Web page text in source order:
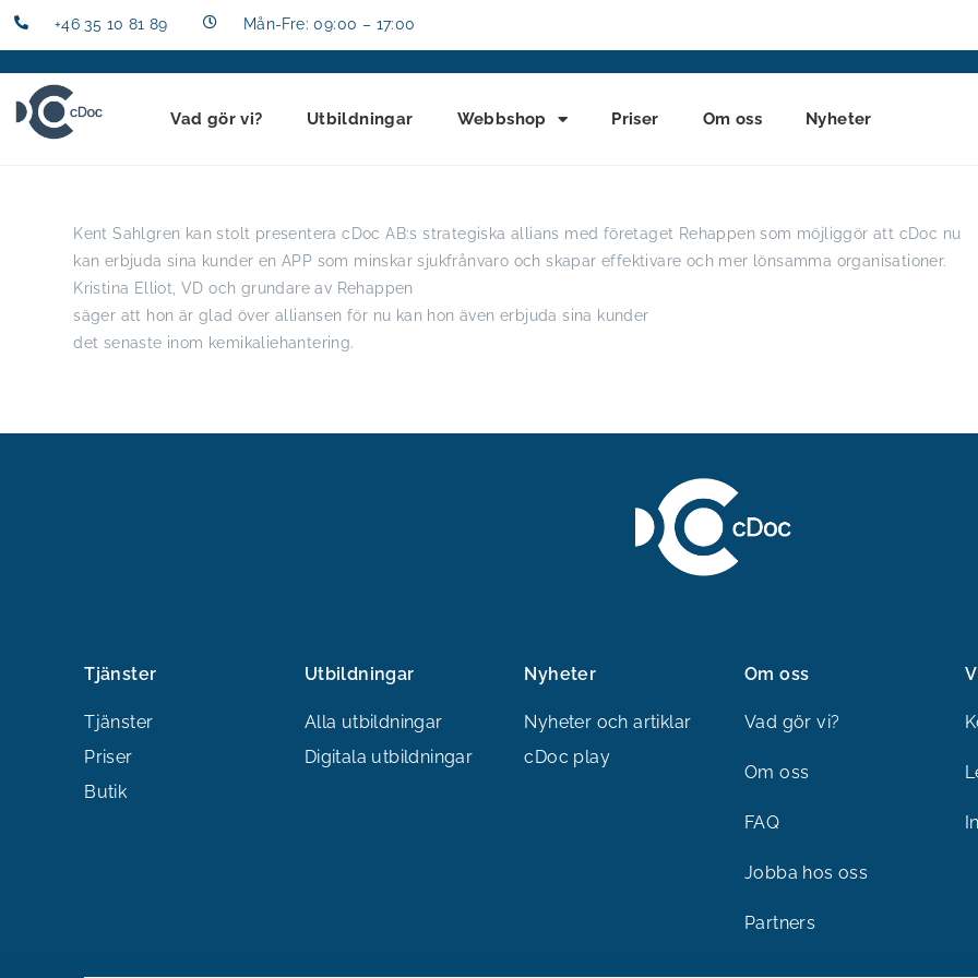
+46 35 10 81 89 Mån-Fre: 09:00 – 17:00
Vad gör vi? Utbildningar Webbshop Priser Om oss Nyheter
Kent Sahlgren kan stolt presentera cDoc AB:s strategiska allians med företaget Rehappen som möjliggör att cDoc nu
kan erbjuda sina kunder en APP som minskar sjukfrånvaro och skapar effektivare och mer lönsamma organisationer.
Kristina Elliot, VD och grundare av Rehappen
säger att hon är glad över alliansen för nu kan hon även erbjuda sina kunder
det senaste inom kemikaliehantering.
Tjänster
Tjänster
Priser
Butik
Utbildningar
Alla utbildningar
Digitala utbildningar
Nyheter
Nyheter och artiklar
cDoc play
Om oss
Vad gör vi?
Om oss
FAQ
Jobba hos oss
Partners